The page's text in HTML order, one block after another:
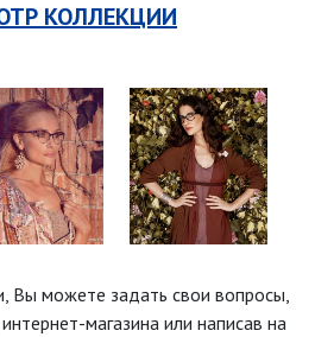
КОЛЛЕКЦИИ
Вы можете задать свои вопросы,
магазина или написав на